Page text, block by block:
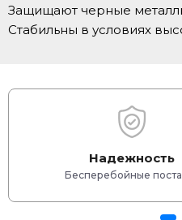
Защищают черные
Стабильны в условиях
Надежность
Бесперебойные